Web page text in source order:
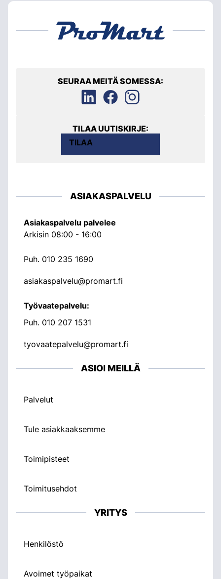
SEURAA MEITÄ SOMESSA:
TILAA UUTISKIRJE:
TILAA
ASIAKASPALVELU
Asiakaspalvelu palvelee
Arkisin 08:00 - 16:00
Puh. 010 235 1690
asiakaspalvelu@promart.fi
Työvaatepalvelu:
Puh. 010 207 1531
tyovaatepalvelu@promart.fi
ASIOI MEILLÄ
Palvelut
Tule asiakkaaksemme
Toimipisteet
Toimitusehdot
YRITYS
Henkilöstö
Avoimet työpaikat